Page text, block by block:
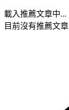
載入推薦文章中...
目前沒有推薦文章